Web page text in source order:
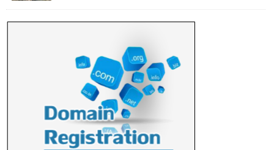
காணப்பட்ட பல ...